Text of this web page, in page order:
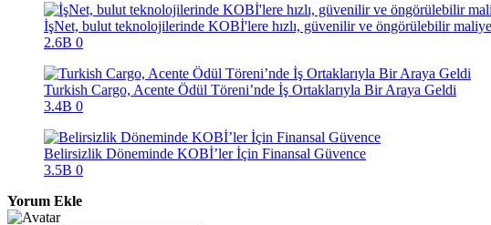
İşNet, bulut teknolojilerinde KOBİ'lere hızlı, güvenilir ve öngörülebilir
2.6B 0
Turkish Cargo, Acente Ödül Töreni’nde İş Ortaklarıyla Bir Araya Geldi
3.4B 0
Belirsizlik Döneminde KOBİ’ler İçin Finansal Güvence
3.5B 0
Yorum Ekle